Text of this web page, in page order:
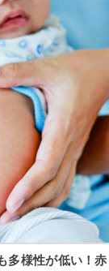
多様性が低い！赤